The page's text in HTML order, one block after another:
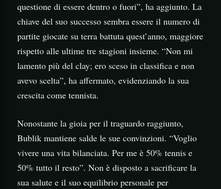
questione di essere dentro o fuori”, ha aggiunto. La
chiave del suo successo sembra essere il numero di
partite giocate su terra battuta quest’anno, maggiore
rispetto alle ultime tre stagioni insieme. “Non mi
lamento più del clay; ero sceso in classifica e non
avevo scelta”, ha affermato, evidenziando la sua
crescita come tennista.
Nonostante la gioia per il traguardo raggiunto,
Bublik mantiene salde le sue convinzioni. “Voglio
vivere una vita bilanciata. Per me è 50% tennis e
50% tutto il resto”. Non è disposto a sacrificare la
sua salute e il suo equilibrio personale per